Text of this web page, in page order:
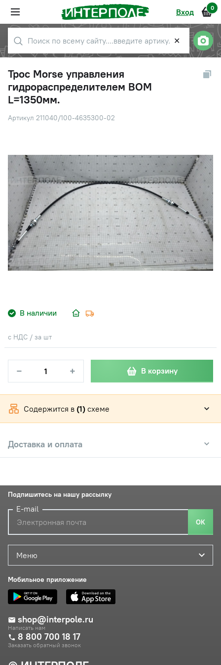
Вход 0
✕
Трос Morse управления
гидрораспределителем ВОМ
L=1350мм.
Артикул 211040/100-4635300-02
В наличии
с НДС / за шт
− + В корзину
Содержится в (1) схеме
Доставка и оплата
Меню
Мобильное приложение
shop@interpole.ru
Написать нам
8 800 700 18 17
Заказать обратный звонок
Подпишитесь на нашу рассылку
E-mail
ОК